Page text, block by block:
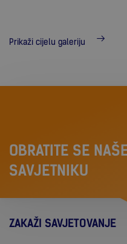
Prikaži cijelu galeriju
OBRATITE SE
SAVJETNIKU
ZAKAŽI SAVJETOVANJE